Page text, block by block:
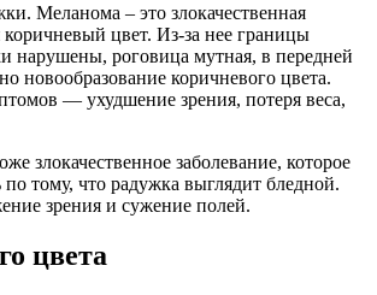
Меланома – это злокачественная
цвет. Из-за нее границы
нарушены, роговица мутная, в передней
новообразование коричневого цвета.
— ухудшение зрения, потеря веса,
злокачественное заболевание, которое
тому, что радужка выглядит бледной.
зрения и сужение полей.
цвета